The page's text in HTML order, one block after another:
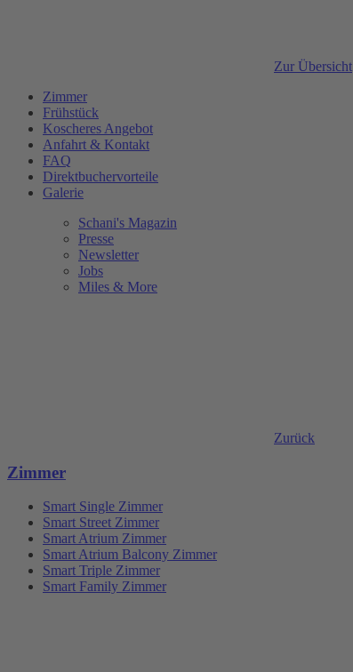
Zur Übersicht
Zimmer
Frühstück
Koscheres Angebot
Anfahrt & Kontakt
FAQ
Direktbuchervorteile
Galerie
Schani's Magazin
Presse
Newsletter
Jobs
Miles & More
Zurück
Zimmer
Smart Single Zimmer
Smart Street Zimmer
Smart Atrium Zimmer
Smart Atrium Balcony Zimmer
Smart Triple Zimmer
Smart Family Zimmer